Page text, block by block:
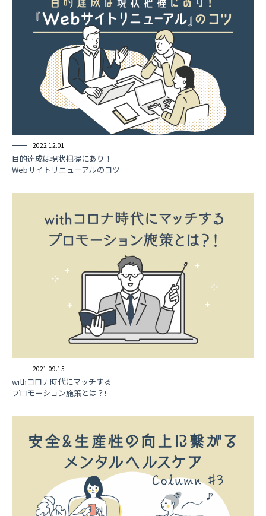
2022.12.01
目的達成は現状把握にあり！
Webサイトリニューアルのコツ
2021.09.15
withコロナ時代にマッチする
プロモーション施策とは？!